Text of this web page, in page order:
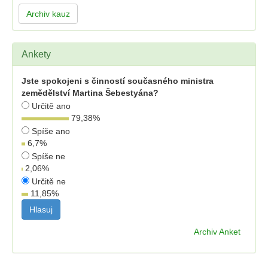
Archiv kauz
Ankety
Jste spokojeni s činností současného ministra
zemědělství Martina Šebestyána?
Určitě ano
79,38%
Spíše ano
6,7%
Spíše ne
2,06%
Určitě ne
11,85%
Archiv Anket